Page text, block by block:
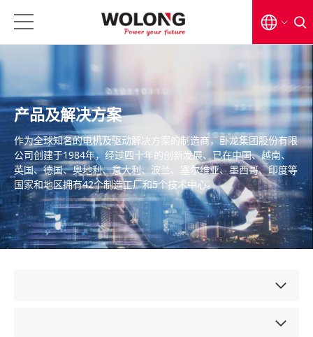
EN
CN
日本語
产品及解决方案
作为全球知名的电机及驱动解决方案的制造商，卧龙集团股份有限
公司创建于1984年，经过四十年的创新发展、已在中国、越南、
英国、德国、奥地利、意大利、波兰、塞尔维亚、墨西哥、印度等
国家和地区拥有42个制造工厂和5个技术中心。